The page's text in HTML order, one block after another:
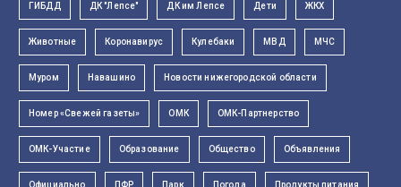
ГИБДД ДК "Лепсе" ДК им Лепсе Дети ЖКХ
Животные Коронавирус Кулебаки МВД МЧС
Муром Навашино Новости нижегородской области
Номер «Свежей газеты» ОМК ОМК-Партнерство
ОМК-Участие Образование Общество Объявления
Официально ПФР Парк Погода Продукты питания